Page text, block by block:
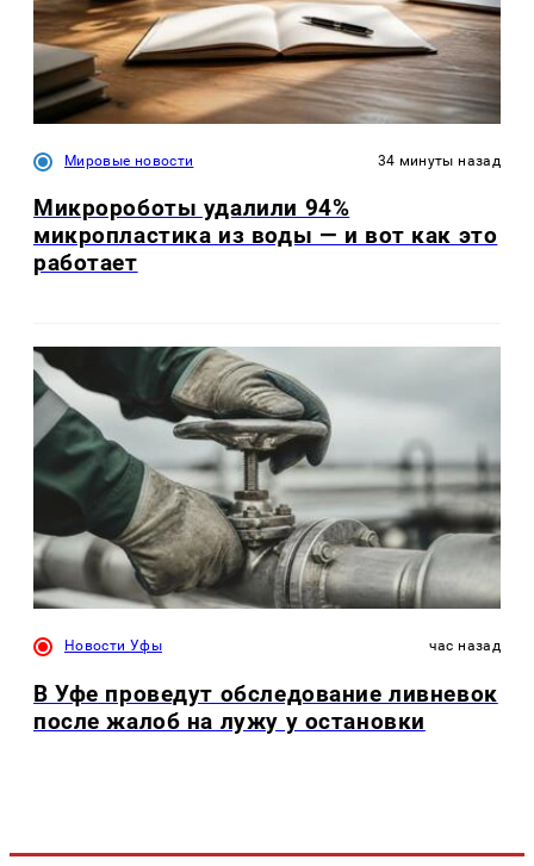
Мировые новости 34 минуты назад
Микророботы удалили 94%
микропластика из воды — и вот как это
работает
Новости Уфы час назад
В Уфе проведут обследование ливневок
после жалоб на лужу у остановки